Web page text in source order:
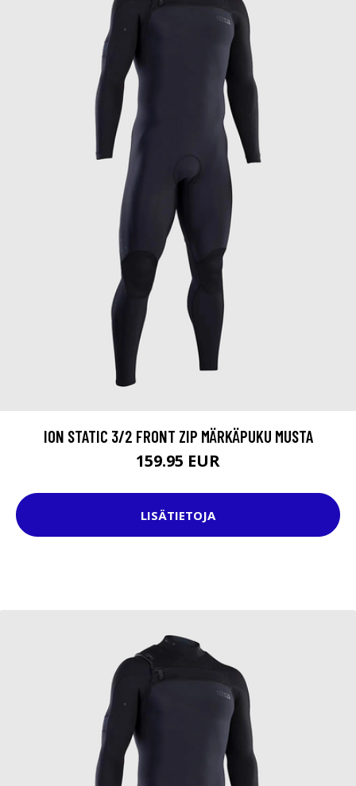
ION STATIC 3/2 FRONT ZIP MÄRKÄPUKU MUSTA
159.95 EUR
LISÄTIETOJA